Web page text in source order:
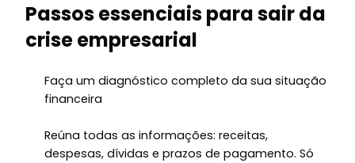
Passos essenciais para sair da
crise empresarial
Faça um diagnóstico completo da sua situação
financeira
Reúna todas as informações: receitas,
despesas, dívidas e prazos de pagamento. Só